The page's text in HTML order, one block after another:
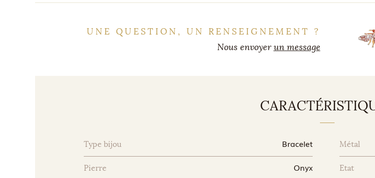
UNE QUESTION, UN RENSEIGNEMENT ?
Nous envoyerun message
Type bijou Bracelet Métal
Pierre Onyx Etat